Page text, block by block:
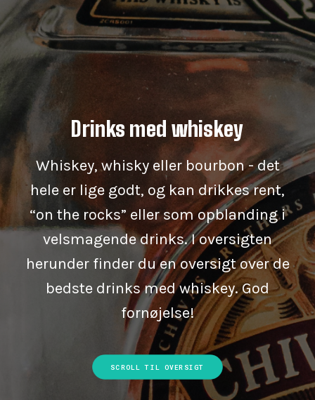
Drinks med whiskey
Whiskey, whisky eller bourbon - det
hele er lige godt, og kan drikkes rent,
“on the rocks” eller som opblanding i
velsmagende drinks. I oversigten
herunder finder du en oversigt over de
bedste drinks med whiskey. God
fornøjelse!
SCROLL TIL OVERSIGT